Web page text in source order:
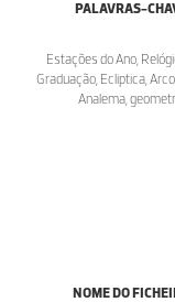
PALAVRAS-
Estações do Ano,
Graduação, Ecliptica,
Analema,
NOME DO